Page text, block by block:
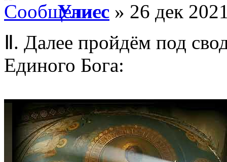
Улисс » 26 дек
Ⅱ. Далее пройдём под
Единого Бога: